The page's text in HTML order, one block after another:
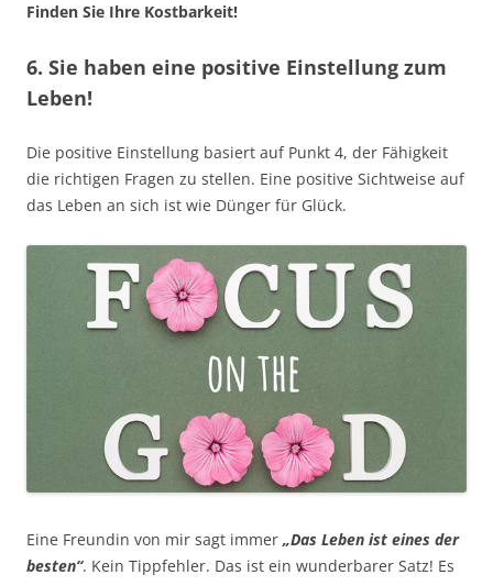
Finden Sie Ihre Kostbarkeit!
6. Sie haben eine positive Einstellung zum
Leben!
Die positive Einstellung basiert auf Punkt 4, der Fähigkeit
die richtigen Fragen zu stellen. Eine positive Sichtweise auf
das Leben an sich ist wie Dünger für Glück.
Eine Freundin von mir sagt immer „Das Leben ist eines der
besten“. Kein Tippfehler. Das ist ein wunderbarer Satz! Es